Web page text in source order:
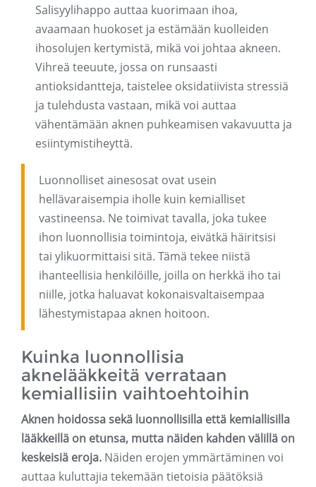
Salisyylihappo auttaa kuorimaan ihoa,
avaamaan huokoset ja estämään kuolleiden
ihosolujen kertymistä, mikä voi johtaa akneen.
Vihreä teeuute, jossa on runsaasti
antioksidantteja, taistelee oksidatiivista stressiä
ja tulehdusta vastaan, mikä voi auttaa
vähentämään aknen puhkeamisen vakavuutta ja
esiintymistiheyttä.
Luonnolliset ainesosat ovat usein
hellävaraisempia iholle kuin kemialliset
vastineensa. Ne toimivat tavalla, joka tukee
ihon luonnollisia toimintoja, eivätkä häiritsisi
tai ylikuormittaisi sitä. Tämä tekee niistä
ihanteellisia henkilöille, joilla on herkkä iho tai
niille, jotka haluavat kokonaisvaltaisempaa
lähestymistapaa aknen hoitoon.
Kuinka luonnollisia
aknelääkkeitä verrataan
kemiallisiin vaihtoehtoihin
Aknen hoidossa sekä luonnollisilla että kemiallisilla
lääkkeillä on etunsa, mutta näiden kahden välillä on
keskeisiä eroja. Näiden erojen ymmärtäminen voi
auttaa kuluttajia tekemään tietoisia päätöksiä